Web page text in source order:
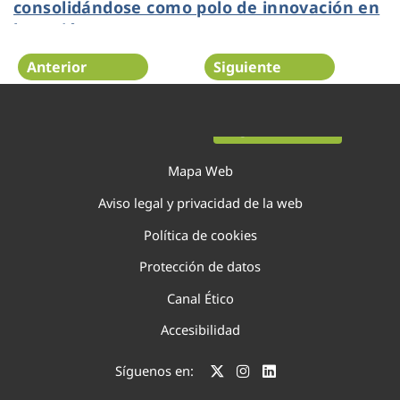
consolidándose como polo de innovación en
la región
Anterior Siguiente
Mapa Web
Aviso legal y privacidad de la web
Política de cookies
Protección de datos
Canal Ético
Accesibilidad
Síguenos en: